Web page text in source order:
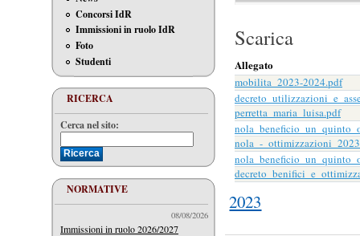
Concorsi IdR
Immissioni in ruolo IdR
Foto
Studenti
RICERCA
Cerca nel sito:
NORMATIVE
08/08/2026
Immissioni in ruolo 2026/2027
Scarica
Allegato
mobilita_2023-2024.pdf
perretta_maria_luisa.pdf
nola_-
2023